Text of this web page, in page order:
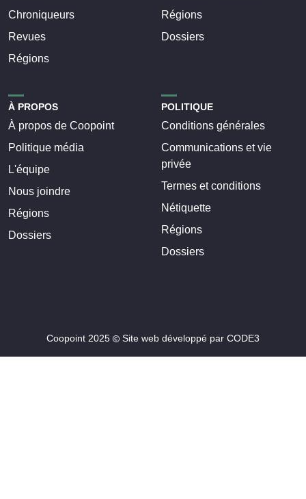
Chroniqueurs
Revues
Régions
Régions
Dossiers
À PROPOS
À propos de Coopoint
Politique média
L'équipe
Nous joindre
Régions
Dossiers
POLITIQUE
Conditions générales
Communications et vie
privée
Termes et conditions
Nétiquette
Régions
Dossiers
Coopoint 2025 Site web développé par CODE3